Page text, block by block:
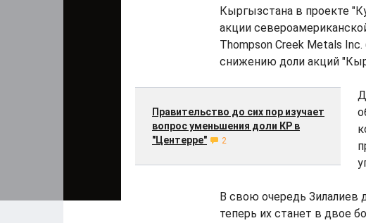
Кыргызстана в проекте
акции
Thompson Creek Metals
снижению доли акций
Правительство до сих пор изучает
вопрос уменьшения доли КР в
"Центерре"
2
В свою очередь Зилалиев
теперь их станет в двое